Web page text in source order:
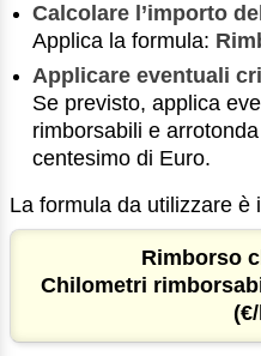
Calcolare l’importo
Applica la formula:
Applicare eventuali
Se previsto, applica
rimborsabili e
centesimo di Euro.
La formula da utilizzare è
Rimborso
Chilometri